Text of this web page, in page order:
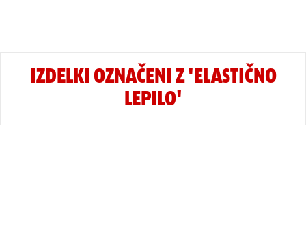
IZDELKI OZNAČENI Z 'ELASTIČNO
LEPILO'